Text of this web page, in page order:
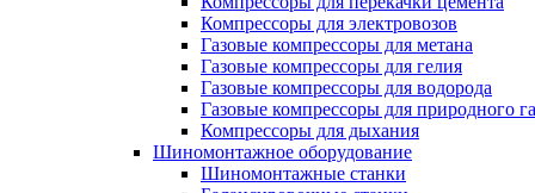
Компрессоры для электровозов
Газовые компрессоры для метана
Газовые компрессоры для гелия
Газовые компрессоры для водорода
Газовые компрессоры для природного
Компрессоры для дыхания
Шиномонтажное оборудование
Шиномонтажные станки